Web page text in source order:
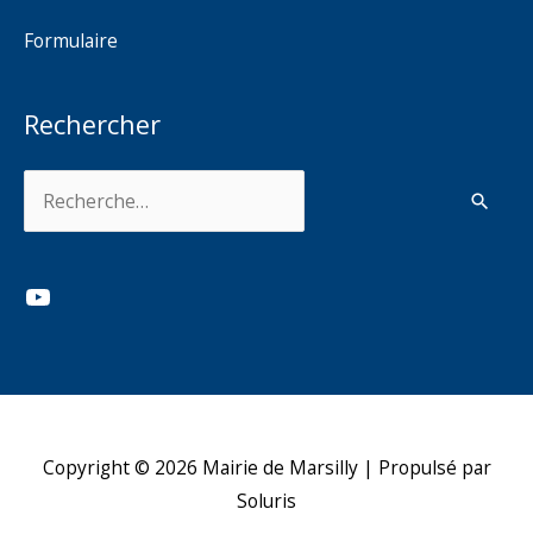
Formulaire
Rechercher
YouTube
Copyright © 2026 Mairie de Marsilly| Propulsé par
Soluris